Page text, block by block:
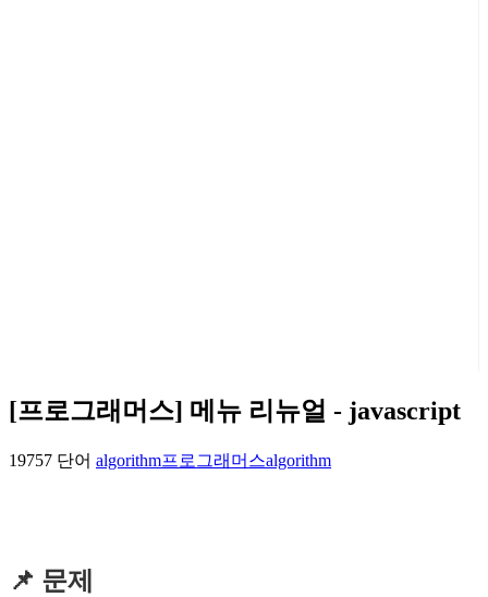
[프로그래머스] 메뉴 리뉴얼 - javascript
19757 단어 algorithm프로그래머스algorithm
📌 문제